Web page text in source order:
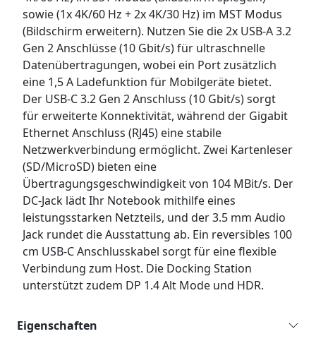
sowie (1x 4K/60 Hz + 2x 4K/30 Hz) im MST Modus
(Bildschirm erweitern). Nutzen Sie die 2x USB-A 3.2
Gen 2 Anschlüsse (10 Gbit/s) für ultraschnelle
Datenübertragungen, wobei ein Port zusätzlich
eine 1,5 A Ladefunktion für Mobilgeräte bietet.
Der USB-C 3.2 Gen 2 Anschluss (10 Gbit/s) sorgt
für erweiterte Konnektivität, während der Gigabit
Ethernet Anschluss (RJ45) eine stabile
Netzwerkverbindung ermöglicht. Zwei Kartenleser
(SD/MicroSD) bieten eine
Übertragungsgeschwindigkeit von 104 MBit/s. Der
DC-Jack lädt Ihr Notebook mithilfe eines
leistungsstarken Netzteils, und der 3.5 mm Audio
Jack rundet die Ausstattung ab. Ein reversibles 100
cm USB-C Anschlusskabel sorgt für eine flexible
Verbindung zum Host. Die Docking Station
unterstützt zudem DP 1.4 Alt Mode und HDR.
Eigenschaften